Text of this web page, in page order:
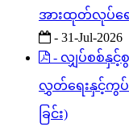
အားထုတ်လုပ်ရေ
- 31-Jul-2026
- လျှပ်စစ်နှင့်
လွှတ်ရေးနှင့်ကွပ်
ခြင်း)